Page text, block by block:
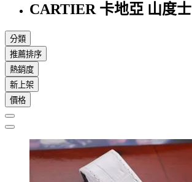
CARTIER 卡地亞 山度士
分類
推薦排序
熱銷度
新上架
價格